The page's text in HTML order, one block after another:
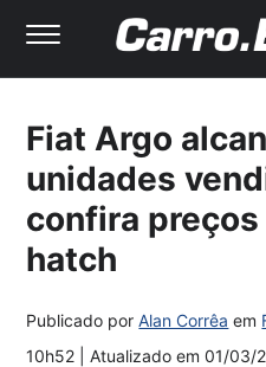
Fiat Argo
unidades
confira
hatch
Publicado porAlan Corrêa em
10h52
| Atualizado em01/03/